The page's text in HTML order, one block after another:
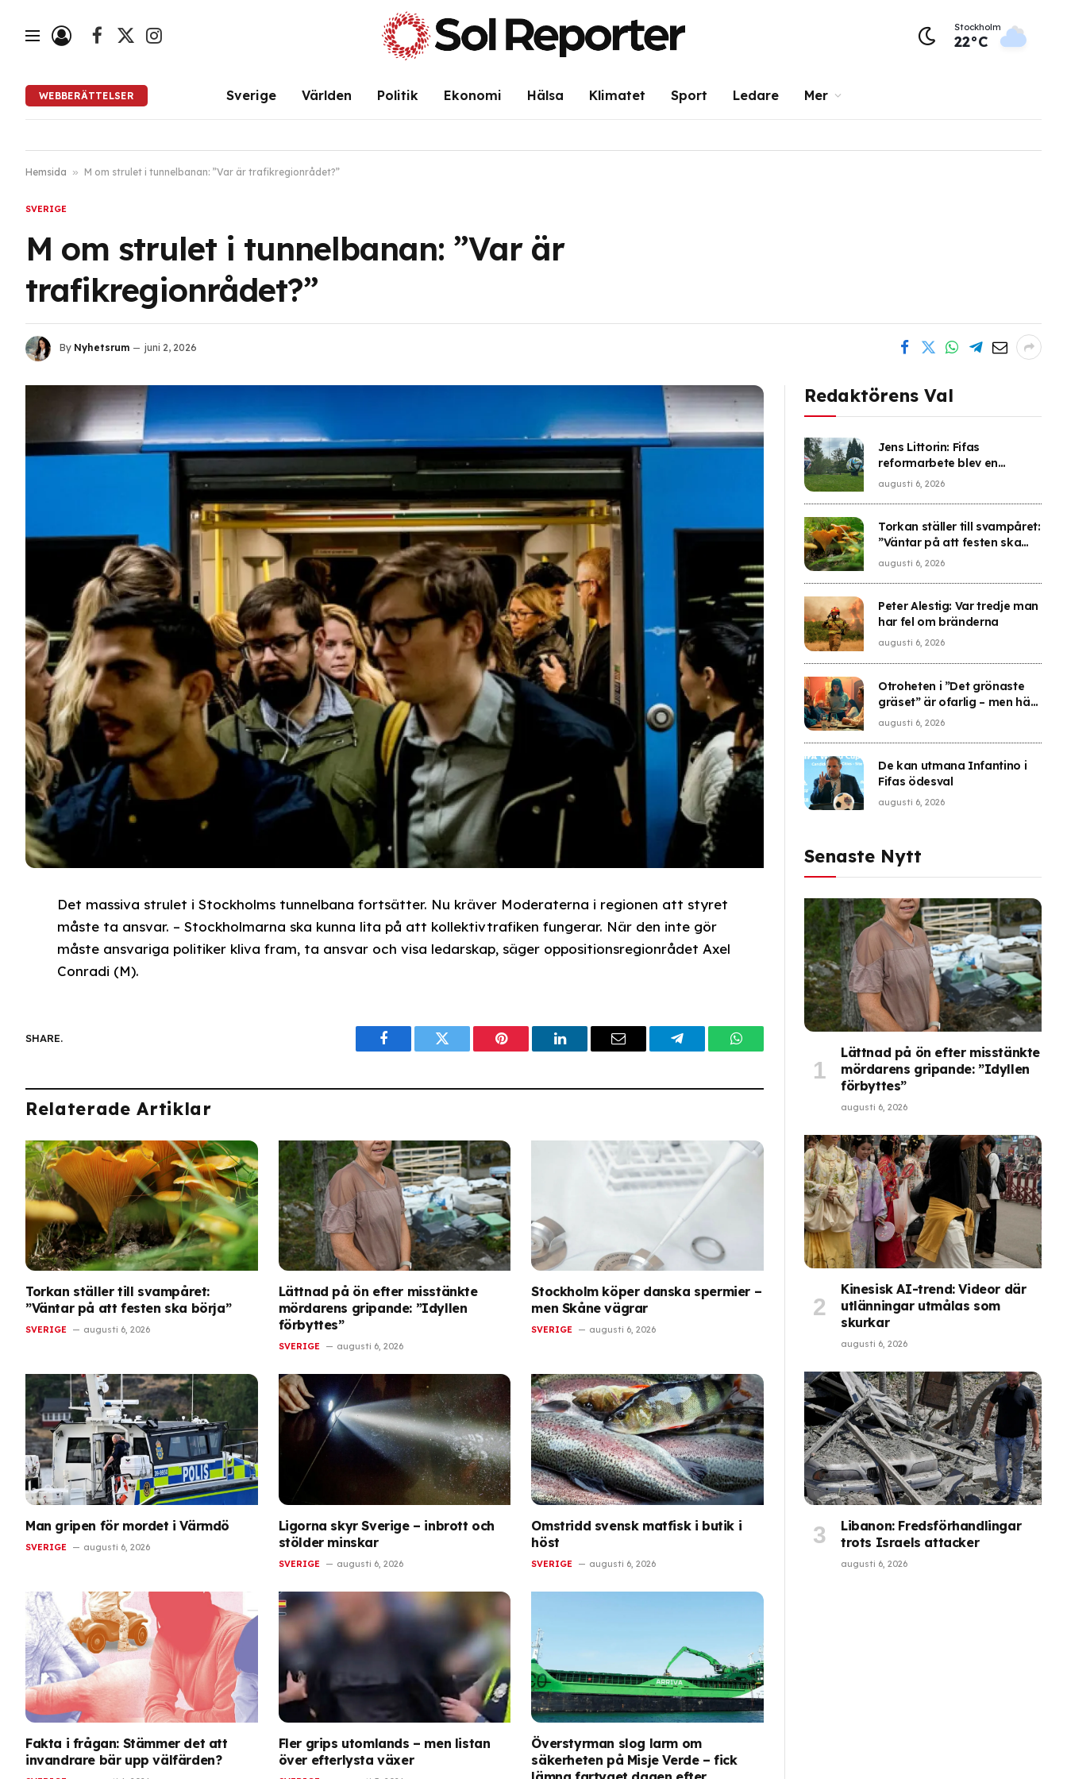
Facebook
X
Instagram
Stockholm
22°C
WEBBERÄTTELSER Sverige Världen Politik Ekonomi Hälsa Klimatet Sport Ledare Mer
Hemsida » M om strulet i tunnelbanan: ”Var är trafikregionrådet?”
SVERIGE
M om strulet i tunnelbanan: ”Var är
trafikregionrådet?”
By Nyhetsrum juni 2, 2026
Det massiva strulet i Stockholms tunnelbana fortsätter. Nu kräver Moderaterna i regionen att styret
måste ta ansvar. – Stockholmarna ska kunna lita på att kollektivtrafiken fungerar. När den inte gör
måste ansvariga politiker kliva fram, ta ansvar och visa ledarskap, säger oppositionsregionrådet Axel
Conradi (M).
SHARE.
FacebookTwitter PinterestLinkedInEmail TelegramWhatsApp
Relaterade Artiklar
Torkan ställer till svampåret:
”Väntar på att festen ska börja”
SVERIGE augusti 6, 2026
Lättnad på ön efter misstänkte
mördarens gripande: ”Idyllen
förbyttes”
SVERIGE augusti 6, 2026
Stockholm köper danska spermier –
men Skåne vägrar
SVERIGE augusti 6, 2026
Man gripen för mordet i Värmdö
SVERIGE augusti 6, 2026
Ligorna skyr Sverige – inbrott och
stölder minskar
SVERIGE augusti 6, 2026
Omstridd svensk matfisk i butik i
höst
SVERIGE augusti 6, 2026
Fakta i frågan: Stämmer det att
invandrare bär upp välfärden?
Fler grips utomlands – men listan
över efterlysta växer
Överstyrman slog larm om
säkerheten på Misje Verde – fick
Redaktörens Val
Jens Littorin: Fifas
reformarbete blev en
tummetott
augusti 6, 2026
Torkan ställer till svampåret:
”Väntar på att festen ska
börja”
augusti 6, 2026
Peter Alestig: Var tredje man
har fel om bränderna
augusti 6, 2026
Otroheten i ”Det grönaste
gräset” är ofarlig – men här
finns hinkvis med charm
augusti 6, 2026
De kan utmana Infantino i
Fifas ödesval
augusti 6, 2026
Senaste Nytt
Lättnad på ön efter misstänkte
mördarens gripande: ”Idyllen
förbyttes”
augusti 6, 2026
Kinesisk AI-trend: Videor där
utlänningar utmålas som
skurkar
augusti 6, 2026
Libanon: Fredsförhandlingar
trots Israels attacker
augusti 6, 2026